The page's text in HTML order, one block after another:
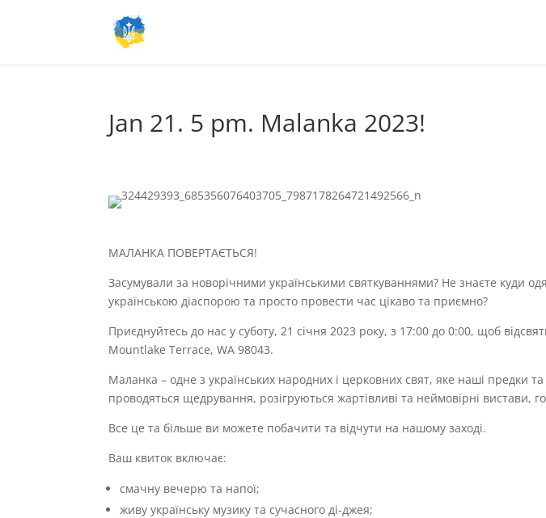
Jan 21. 5 pm. Malanka 2023!
МАЛАНКА ПОВЕРТАЄТЬСЯ!
Засумували за новорічними українськими святкуваннями? Не знаєте куди
українською діаспорою та просто провести час цікаво та приємно?
Приєднуйтесь до нас у суботу, 21 січня 2023 року, з 17:00 до 0:00, щоб
Mountlake Terrace, WA 98043.
Маланка – одне з українських народних і церковних свят, яке наші предки
проводяться щедрування, розігруються жартівливі та неймовірні вистави,
Все це та більше ви можете побачити та відчути на нашому заході.
Ваш квиток включає:
смачну вечерю та напої;
живу українську музику та сучасного ді-джея;